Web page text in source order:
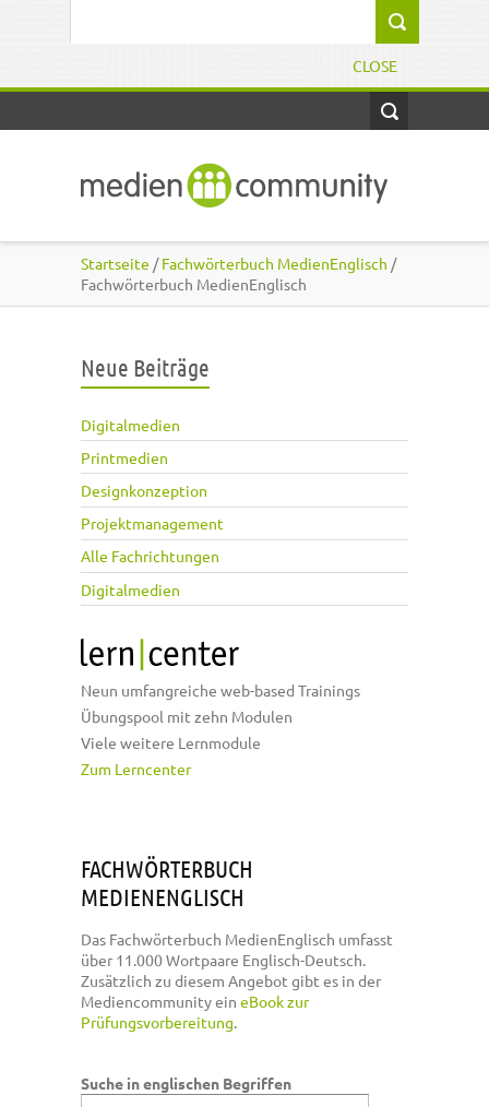
CLOSE
Startseite /Fachwörterbuch MedienEnglisch /
Fachwörterbuch MedienEnglisch
Neue Beiträge
Digitalmedien
Printmedien
Designkonzeption
Projektmanagement
Alle Fachrichtungen
Digitalmedien
Neun umfangreiche web-based Trainings
Übungspool mit zehn Modulen
Viele weitere Lernmodule
Zum Lerncenter
FACHWÖRTERBUCH
MEDIENENGLISCH
Das Fachwörterbuch MedienEnglisch umfasst
über 11.000 Wortpaare Englisch-Deutsch.
Zusätzlich zu diesem Angebot gibt es in der
Mediencommunity ein eBook zur
Prüfungsvorbereitung.
Suche in englischen Begriffen